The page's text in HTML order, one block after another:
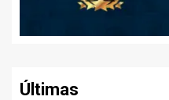
Últimas